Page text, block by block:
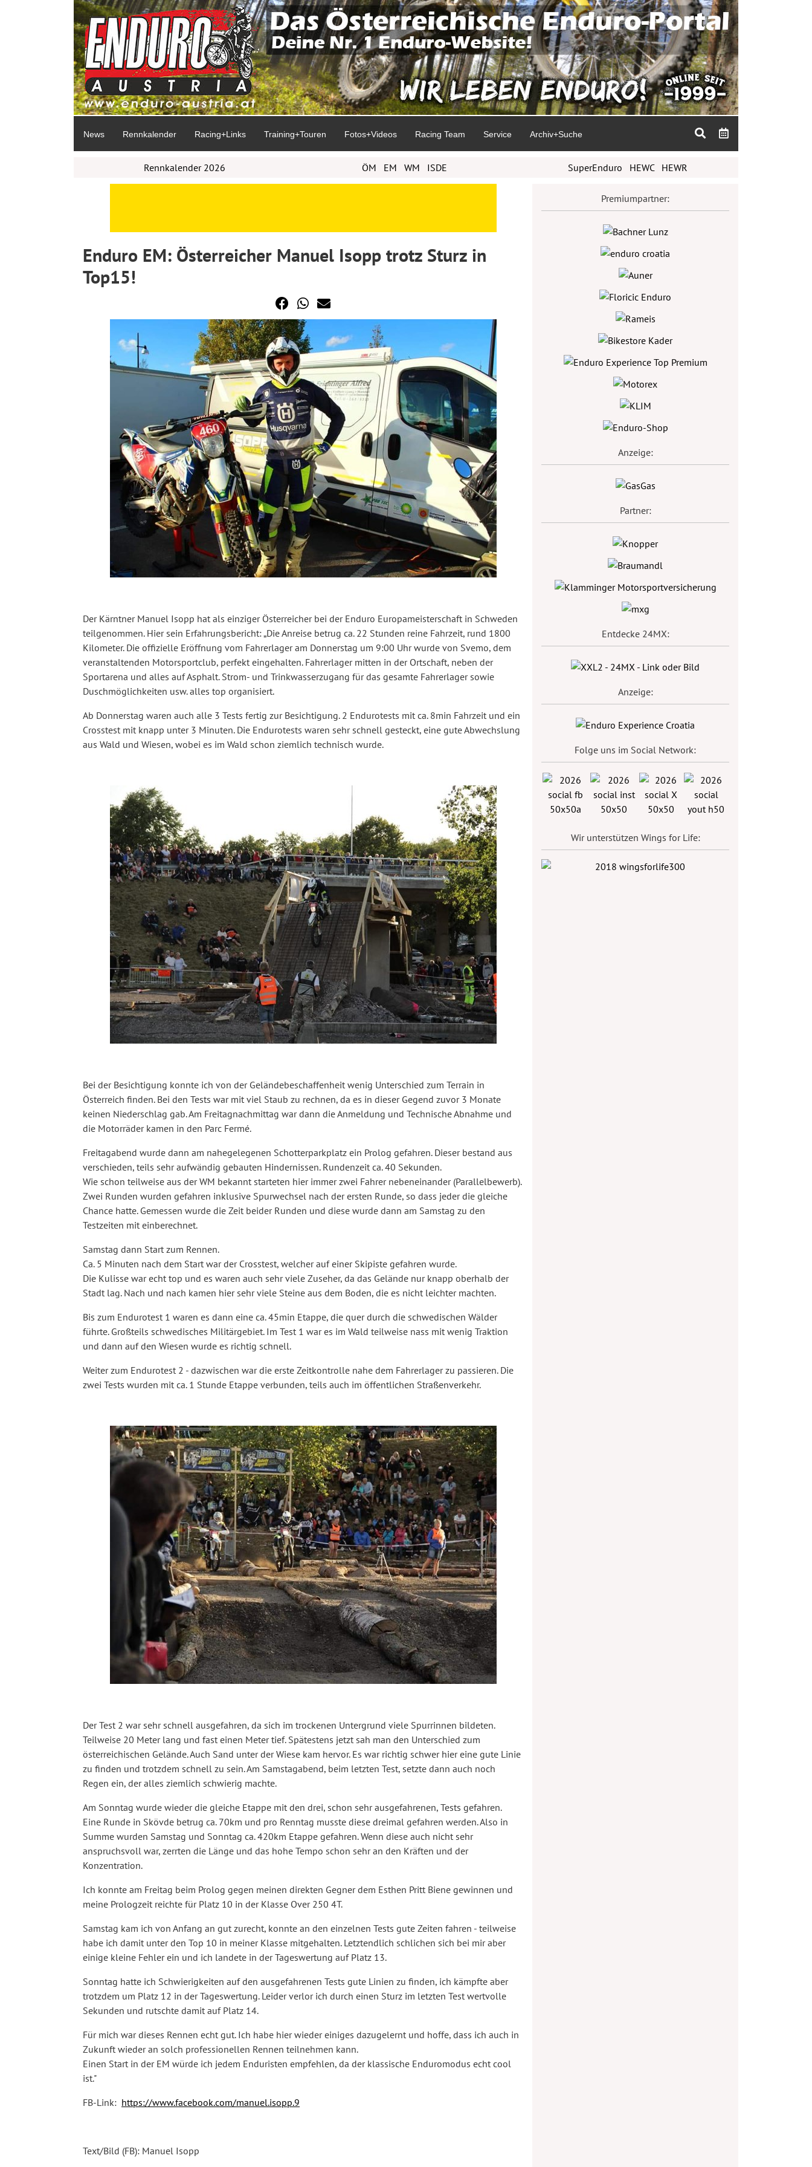
News Rennkalender Racing+Links Training+Touren Fotos+Videos Racing Team Service Archiv+Suche
Rennkalender 2026 ÖM EM WM ISDE SuperEnduro HEWC HEWR
Enduro EM: Österreicher Manuel Isopp trotz Sturz in
Top15!
Der Kärntner Manuel Isopp hat als einziger Österreicher bei der Enduro Europameisterschaft in Schweden
teilgenommen. Hier sein Erfahrungsbericht: „Die Anreise betrug ca. 22 Stunden reine Fahrzeit, rund 1800
Kilometer. Die offizielle Eröffnung vom Fahrerlager am Donnerstag um 9:00 Uhr wurde von Svemo, dem
veranstaltenden Motorsportclub, perfekt eingehalten. Fahrerlager mitten in der Ortschaft, neben der
Sportarena und alles auf Asphalt. Strom- und Trinkwasserzugang für das gesamte Fahrerlager sowie
Duschmöglichkeiten usw. alles top organisiert.
Ab Donnerstag waren auch alle 3 Tests fertig zur Besichtigung. 2 Endurotests mit ca. 8min Fahrzeit und ein
Crosstest mit knapp unter 3 Minuten. Die Endurotests waren sehr schnell gesteckt, eine gute Abwechslung
aus Wald und Wiesen, wobei es im Wald schon ziemlich technisch wurde.
Bei der Besichtigung konnte ich von der Geländebeschaffenheit wenig Unterschied zum Terrain in
Österreich finden. Bei den Tests war mit viel Staub zu rechnen, da es in dieser Gegend zuvor 3 Monate
keinen Niederschlag gab. Am Freitagnachmittag war dann die Anmeldung und Technische Abnahme und
die Motorräder kamen in den Parc Fermé.
Freitagabend wurde dann am nahegelegenen Schotterparkplatz ein Prolog gefahren. Dieser bestand aus
verschieden, teils sehr aufwändig gebauten Hindernissen. Rundenzeit ca. 40 Sekunden.
Wie schon teilweise aus der WM bekannt starteten hier immer zwei Fahrer nebeneinander (Parallelbewerb).
Zwei Runden wurden gefahren inklusive Spurwechsel nach der ersten Runde, so dass jeder die gleiche
Chance hatte. Gemessen wurde die Zeit beider Runden und diese wurde dann am Samstag zu den
Testzeiten mit einberechnet.
Samstag dann Start zum Rennen.
Ca. 5 Minuten nach dem Start war der Crosstest, welcher auf einer Skipiste gefahren wurde.
Die Kulisse war echt top und es waren auch sehr viele Zuseher, da das Gelände nur knapp oberhalb der
Stadt lag. Nach und nach kamen hier sehr viele Steine aus dem Boden, die es nicht leichter machten.
Bis zum Endurotest 1 waren es dann eine ca. 45min Etappe, die quer durch die schwedischen Wälder
führte. Großteils schwedisches Militärgebiet. Im Test 1 war es im Wald teilweise nass mit wenig Traktion
und dann auf den Wiesen wurde es richtig schnell.
Weiter zum Endurotest 2 - dazwischen war die erste Zeitkontrolle nahe dem Fahrerlager zu passieren. Die
zwei Tests wurden mit ca. 1 Stunde Etappe verbunden, teils auch im öffentlichen Straßenverkehr.
Der Test 2 war sehr schnell ausgefahren, da sich im trockenen Untergrund viele Spurrinnen bildeten.
Teilweise 20 Meter lang und fast einen Meter tief. Spätestens jetzt sah man den Unterschied zum
österreichischen Gelände. Auch Sand unter der Wiese kam hervor. Es war richtig schwer hier eine gute Linie
zu finden und trotzdem schnell zu sein. Am Samstagabend, beim letzten Test, setzte dann auch noch
Regen ein, der alles ziemlich schwierig machte.
Am Sonntag wurde wieder die gleiche Etappe mit den drei, schon sehr ausgefahrenen, Tests gefahren.
Eine Runde in Skövde betrug ca. 70km und pro Renntag musste diese dreimal gefahren werden. Also in
Summe wurden Samstag und Sonntag ca. 420km Etappe gefahren. Wenn diese auch nicht sehr
anspruchsvoll war, zerrten die Länge und das hohe Tempo schon sehr an den Kräften und der
Konzentration.
Ich konnte am Freitag beim Prolog gegen meinen direkten Gegner dem Esthen Pritt Biene gewinnen und
meine Prologzeit reichte für Platz 10 in der Klasse Over 250 4T.
Samstag kam ich von Anfang an gut zurecht, konnte an den einzelnen Tests gute Zeiten fahren - teilweise
habe ich damit unter den Top 10 in meiner Klasse mitgehalten. Letztendlich schlichen sich bei mir aber
einige kleine Fehler ein und ich landete in der Tageswertung auf Platz 13.
Sonntag hatte ich Schwierigkeiten auf den ausgefahrenen Tests gute Linien zu finden, ich kämpfte aber
trotzdem um Platz 12 in der Tageswertung. Leider verlor ich durch einen Sturz im letzten Test wertvolle
Sekunden und rutschte damit auf Platz 14.
Für mich war dieses Rennen echt gut. Ich habe hier wieder einiges dazugelernt und hoffe, dass ich auch in
Zukunft wieder an solch professionellen Rennen teilnehmen kann.
Einen Start in der EM würde ich jedem Enduristen empfehlen, da der klassische Enduromodus echt cool
ist."
FB-Link: https://www.facebook.com/manuel.isopp.9
Text/Bild (FB): Manuel Isopp
Premiumpartner:
Anzeige:
Partner:
Entdecke 24MX:
Anzeige:
Folge uns im Social Network:
Wir unterstützen Wings for Life: